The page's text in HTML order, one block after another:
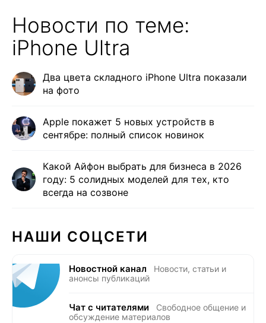
Новости по теме:
iPhone Ultra
Два цвета складного iPhone Ultra показали
на фото
Apple покажет 5 новых устройств в
сентябре: полный список новинок
Какой Айфон выбрать для бизнеса в 2026
году: 5 солидных моделей для тех, кто
всегда на созвоне
НАШИ СОЦСЕТИ
Новостной канал
Новости, статьи и
анонсы публикаций
Чат с читателями
Свободное общение и
обсуждение материалов